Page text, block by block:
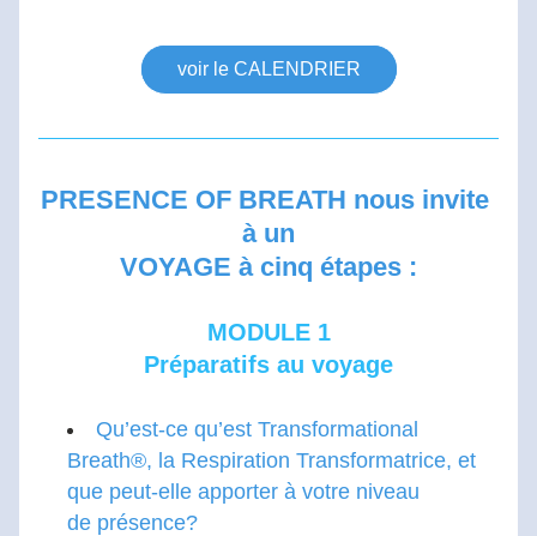
voir le CALENDRIER
PRESENCE OF BREATH nous invite
à un
VOYAGE à cinq étapes :
MODULE 1
Préparatifs au voyage
Qu’est-ce qu’est Transformational
Breath®, la Respiration Transformatrice, et
que peut-elle apporter à votre niveau
de présence?